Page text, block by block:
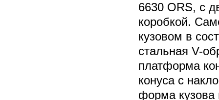
6630 ORS, с
коробкой.
кузовом в
стальная V-
платформа
конуса с
форма кузова